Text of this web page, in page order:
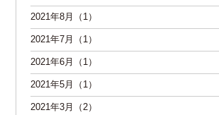
2021年8月（1）
2021年7月（1）
2021年6月（1）
2021年5月（1）
2021年3月（2）